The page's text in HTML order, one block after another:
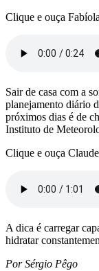
Clique e ouça
Sair de casa com a
planejamento diário
próximos dias é de
Instituto de
Clique e ouça
A dica é carregar
hidratar
Por Sérgio Pêgo